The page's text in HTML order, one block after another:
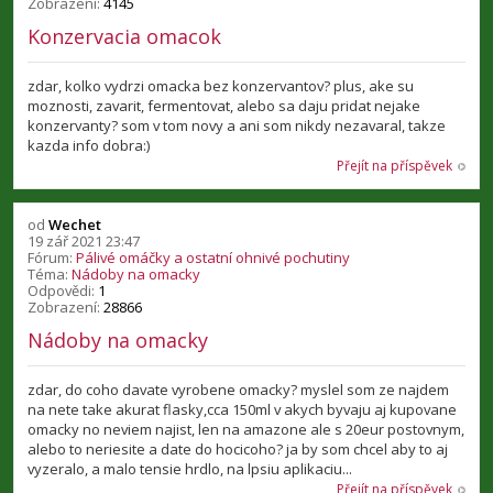
Konzervacia omacok
zdar, kolko vydrzi omacka bez konzervantov? plus, ake su
moznosti, zavarit, fermentovat, alebo sa daju pridat nejake
konzervanty? som v tom novy a ani som nikdy nezavaral, takze
kazda info dobra:)
Přejít na příspěvek
od Wechet
19 zář 2021 23:47
Fórum: Pálivé omáčky a ostatní ohnivé pochutiny
Téma: Nádoby na omacky
Odpovědi: 1
Zobrazení: 28866
Nádoby na omacky
zdar, do coho davate vyrobene omacky? myslel som ze najdem
na nete take akurat flasky,cca 150ml v akych byvaju aj kupovane
omacky no neviem najist, len na amazone ale s 20eur postovnym,
alebo to neriesite a date do hocicoho? ja by som chcel aby to aj
vyzeralo, a malo tensie hrdlo, na lpsiu aplikaciu...
Přejít na příspěvek